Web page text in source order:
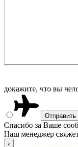
докажите, что вы
Спасибо за Ваше
Наш менеджер